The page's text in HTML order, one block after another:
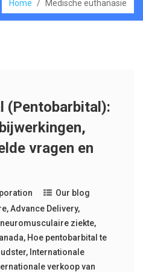
Home / Medische euthanasie
(Pentobarbital):
vragen en
Our blog
,Advance Delivery,
ziekte,
, Hoe pentobarbital te
, Internationale
verkoop van